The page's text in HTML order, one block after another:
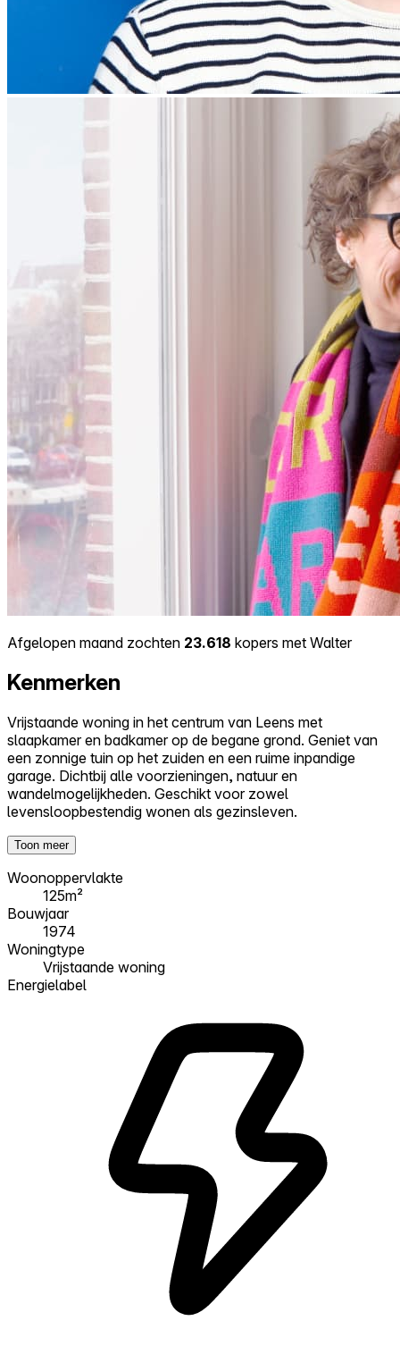
Afgelopen maand zochten 23.618 kopers met Walter
Kenmerken
Vrijstaande woning in het centrum van Leens met
slaapkamer en badkamer op de begane grond. Geniet van
een zonnige tuin op het zuiden en een ruime inpandige
garage. Dichtbij alle voorzieningen, natuur en
wandelmogelijkheden. Geschikt voor zowel
levensloopbestendig wonen als gezinsleven.
Toon meer
Woonoppervlakte
125m²
Bouwjaar
1974
Woningtype
Vrijstaande woning
Energielabel